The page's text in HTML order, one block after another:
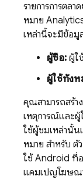
รายการการตล
หมาย
เหล่านี้จะมีข้อมู
ผู้ซื้อ: ผู้ใ
ผู้ใช้ทั้งห
คุณสามารถสร้า
เหตุการณ์และผู้
ใช้ผู้ชมเหล่านั้น
หมาย สำหรับ ตั
ใช้ Android ที่
แคมเปญโฆษณ